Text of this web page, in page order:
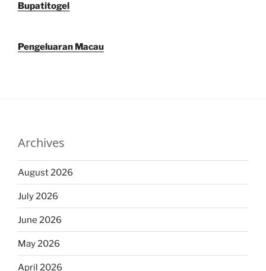
Bupatitogel
Pengeluaran Macau
Archives
August 2026
July 2026
June 2026
May 2026
April 2026